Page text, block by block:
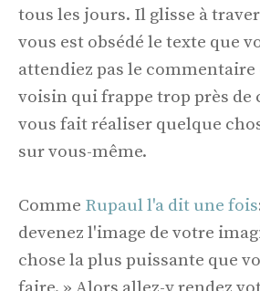
tous les jours. Il glisse à
vous est obsédé le texte que
attendiez pas le
voisin qui frappe trop près de
vous fait réaliser quelque
sur vous-même.
Comme Rupaul l'a dit une fois
devenez l'image de votre
chose la plus puissante que